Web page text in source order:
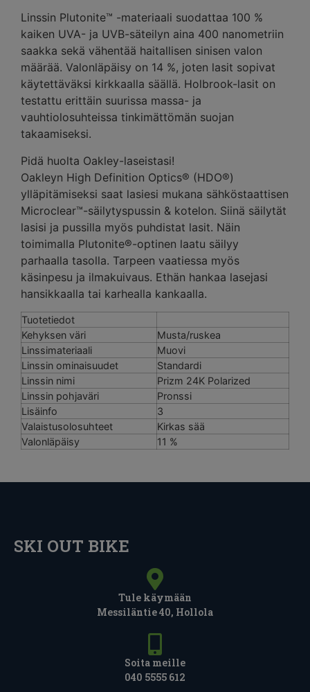
Linssin Plutonite™ -materiaali suodattaa 100 %
kaiken UVA- ja UVB-säteilyn aina 400 nanometriin
saakka sekä vähentää haitallisen sinisen valon
määrää. Valonläpäisy on 14 %, joten lasit sopivat
käytettäväksi kirkkaalla säällä. Holbrook-lasit on
testattu erittäin suurissa massa- ja
vauhtiolosuhteissa tinkimättömän suojan
takaamiseksi.
Pidä huolta Oakley-laseistasi!
Oakleyn High Definition Optics® (HDO®)
ylläpitämiseksi saat lasiesi mukana sähköstaattisen
Microclear™-säilytyspussin & kotelon. Siinä säilytät
lasisi ja pussilla myös puhdistat lasit. Näin
toimimalla Plutonite®-optinen laatu säilyy
parhaalla tasolla. Tarpeen vaatiessa myös
käsinpesu ja ilmakuivaus. Ethän hankaa lasejasi
hansikkaalla tai karhealla kankaalla.
Tuotetiedot
Kehyksen väri
Musta/ruskea
Linssimateriaali
Muovi
Linssin ominaisuudet
Standardi
Linssin nimi
Prizm 24K Polarized
Linssin pohjaväri
Pronssi
Lisäinfo
3
Valaistusolosuhteet
Kirkas sää
Valonläpäisy
11 %
SKI OUT BIKE
Tule käymään
Messiläntie 40, Hollola
Soita meille
040 5555 612